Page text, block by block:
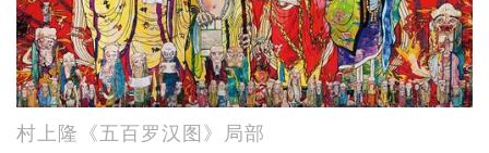
村上隆《五百罗汉图》局部